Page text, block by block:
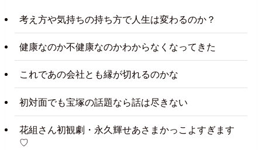
考え方や気持ちの持ち方で人生は変わるのか？
健康なのか不健康なのかわからなくなってきた
これであの会社とも縁が切れるのかな
初対面でも宝塚の話題なら話は尽きない
花組さん初観劇・永久輝せあさまかっこよすぎます
♡